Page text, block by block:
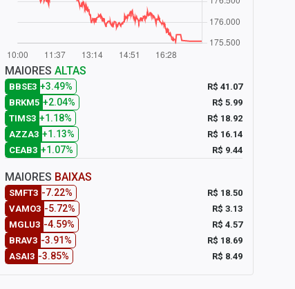
MAIORES ALTAS
BBSE3 +3.49%
R$ 41.07
BRKM5 +2.04%
R$ 5.99
TIMS3 +1.18%
R$ 18.92
AZZA3 +1.13%
R$ 16.14
CEAB3 +1.07% R$ 9.44
MAIORES BAIXAS
SMFT3 -7.22%
R$ 18.50
VAMO3 -5.72%
R$ 3.13
MGLU3 -4.59%
R$ 4.57
BRAV3 -3.91%
R$ 18.69
ASAI3 -3.85% R$ 8.49